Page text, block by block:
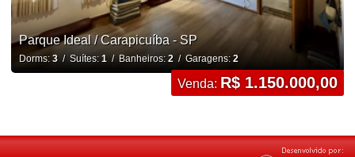
Parque Ideal / Carapicuíba - SP
Dorms: 3/ Suítes: 1/ Banheiros: 2/ Garagens: 2
Venda: R$ 1.150.000,00